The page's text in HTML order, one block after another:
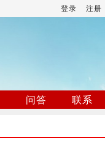
登录 注册
问答
联系